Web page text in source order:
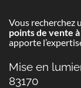
Vous recherchez
points de vente
apporte
Mise en
83170